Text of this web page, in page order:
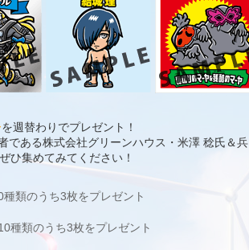
を週替わりでプレゼント！
である株式会社グリーンハウス・米澤 稔氏＆兵
ひ集めてみてください！
類のうち3枚をプレゼント
種類のうち3枚をプレゼント